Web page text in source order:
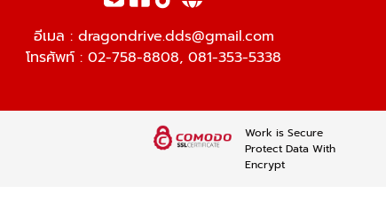
อีเมล : dragondrive.dds@gmail.com
โทรศัพท์ : 02-758-8808, 081-353-5338
Work is Secure
Protect Data With
Encrypt